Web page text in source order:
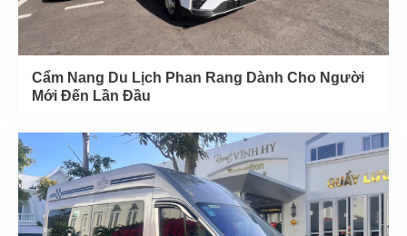
Cẩm Nang Du Lịch Phan Rang Dành Cho Người
Mới Đến Lần Đầu